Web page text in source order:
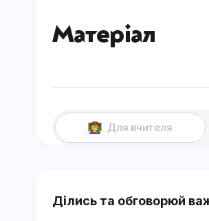
Матеріал
Для вчителя
Ділись та обговорюй